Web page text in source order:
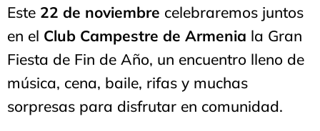
Este 22 de noviembre celebraremos juntos
en el Club Campestre de Armenia la Gran
Fiesta de Fin de Año, un encuentro lleno de
música, cena, baile, rifas y muchas
sorpresas para disfrutar en comunidad.